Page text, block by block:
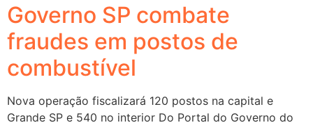
Governo SP combate
fraudes em postos de
combustível
Nova operação fiscalizará 120 postos na capital e
Grande SP e 540 no interior Do Portal do Governo do